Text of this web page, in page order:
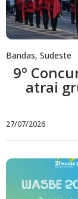
Bandas, Sudeste
9º
atrai
27/07/2026